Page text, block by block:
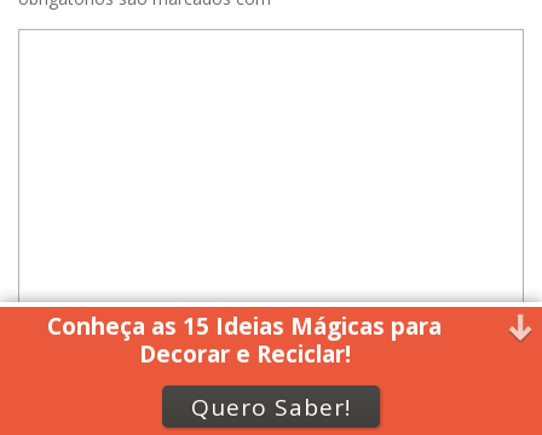
Conheça as 15 Ideias Mágicas para
Decorar e Reciclar!
Quero Saber!